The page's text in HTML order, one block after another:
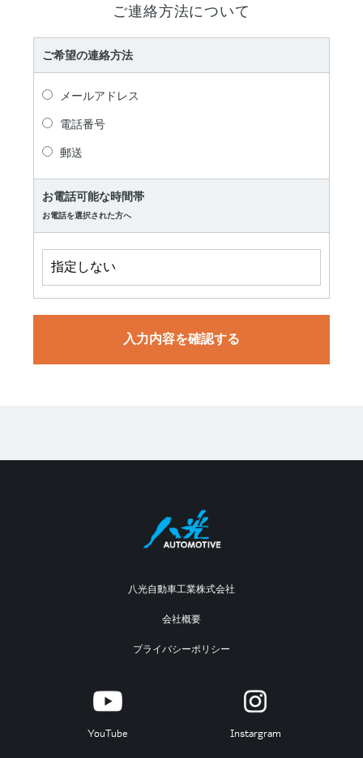
ご連絡方法について
ご希望の連絡方法
メールアドレス
電話番号
郵送
お電話可能な時間帯
お電話を選択された方へ
八光自動車工業株式会社
会社概要
プライバシーポリシー
YouTube Instargram